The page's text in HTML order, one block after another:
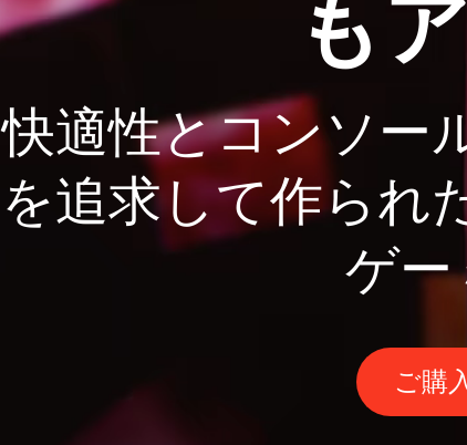
も
快適性とコンソー
を追求して作られ
ゲー
ご購